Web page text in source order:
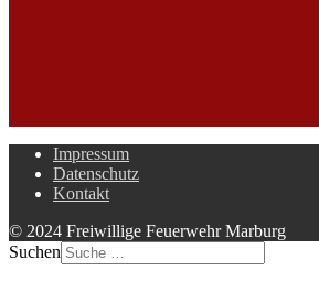
Impressum
Datenschutz
Kontakt
© 2024 Freiwillige Feuerwehr Marburg
Suchen